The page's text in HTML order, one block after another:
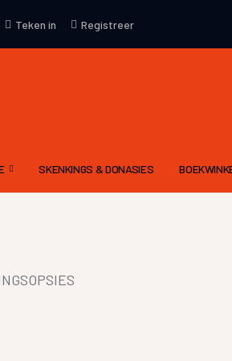
Teken in Registreer
SKENKINGS & DONASIES